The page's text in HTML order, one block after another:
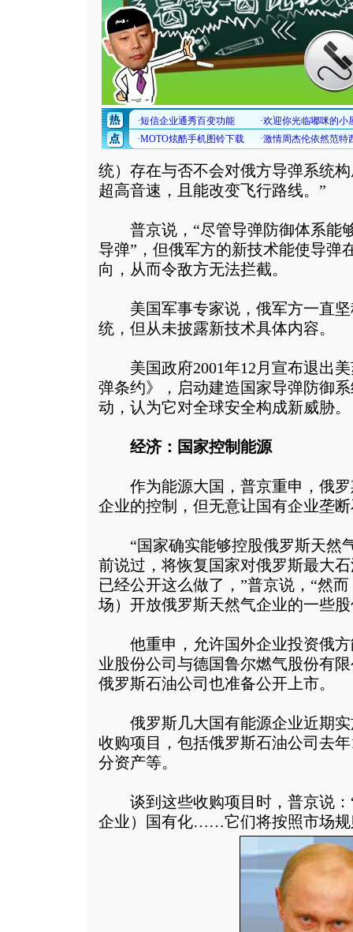
统）存在与否不会对俄方导弹系统
超高音速，且能改变飞行路线。”
普京说，“尽管导弹防御体系能
导弹”，但俄军方的新技术能使导弹
向，从而令敌方无法拦截。
美国军事专家说，俄军方一直坚
统，但从未披露新技术具体内容。
美国政府2001年12月宣布退出美
弹条约》，启动建造国家导弹防御
动，认为它对全球安全构成新威胁。
经济：国家控制能源
作为能源大国，普京重申，俄罗
企业的控制，但无意让国有企业垄
“国家确实能够控股俄罗斯天然
前说过，将恢复国家对俄罗斯最大
已经公开这么做了，”普京说，“然
场）开放俄罗斯天然气企业的一些股
他重申，允许国外企业投资俄方
业股份公司与德国鲁尔燃气股份有
俄罗斯石油公司也准备公开上市。
俄罗斯几大国有能源企业近期实
收购项目，包括俄罗斯石油公司去
分资产等。
谈到这些收购项目时，普京说：
企业）国有化……它们将按照市场规